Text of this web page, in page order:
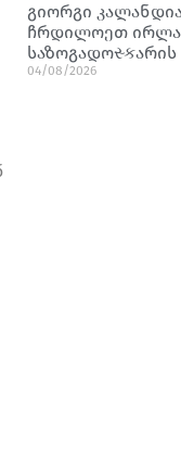
გიორგი
ჩრდილოეთ
04/08/2026